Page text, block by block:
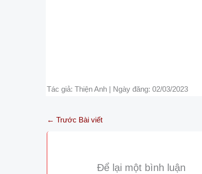
Tác giả: Thiện Anh | Ngày đăng: 02/03/2023
← Trước Bài viết
Để lại một bình luận